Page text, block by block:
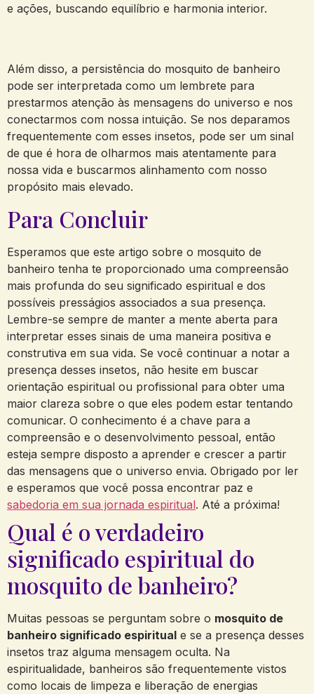
e ações, buscando equilíbrio e harmonia interior.
Além disso, a persistência do mosquito de banheiro
pode ser interpretada como um lembrete para
prestarmos atenção às mensagens do universo e nos
conectarmos com nossa intuição. Se nos deparamos
frequentemente com esses insetos, pode ser um sinal
de que é hora de olharmos mais atentamente para
nossa vida e buscarmos alinhamento com nosso
propósito mais elevado.
Para Concluir
Esperamos que este artigo sobre o mosquito de
banheiro tenha te proporcionado uma compreensão
mais profunda do seu significado espiritual e dos
possíveis presságios associados a sua presença.
Lembre-se sempre de manter a mente aberta para
interpretar esses sinais de uma maneira positiva e
construtiva em sua vida. Se você continuar a notar a
presença desses insetos, não hesite em buscar
orientação espiritual ou profissional para obter uma
maior clareza sobre o que eles podem estar tentando
comunicar. O conhecimento é a chave para a
compreensão e o desenvolvimento pessoal, então
esteja sempre disposto a aprender e crescer a partir
das mensagens que o universo envia. Obrigado por ler
e esperamos que você possa encontrar paz e
sabedoria em sua jornada espiritual. Até a próxima!
Qual é o verdadeiro
significado espiritual do
mosquito de banheiro?
Muitas pessoas se perguntam sobre o mosquito de
banheiro significado espiritual e se a presença desses
insetos traz alguma mensagem oculta. Na
espiritualidade, banheiros são frequentemente vistos
como locais de limpeza e liberação de energias